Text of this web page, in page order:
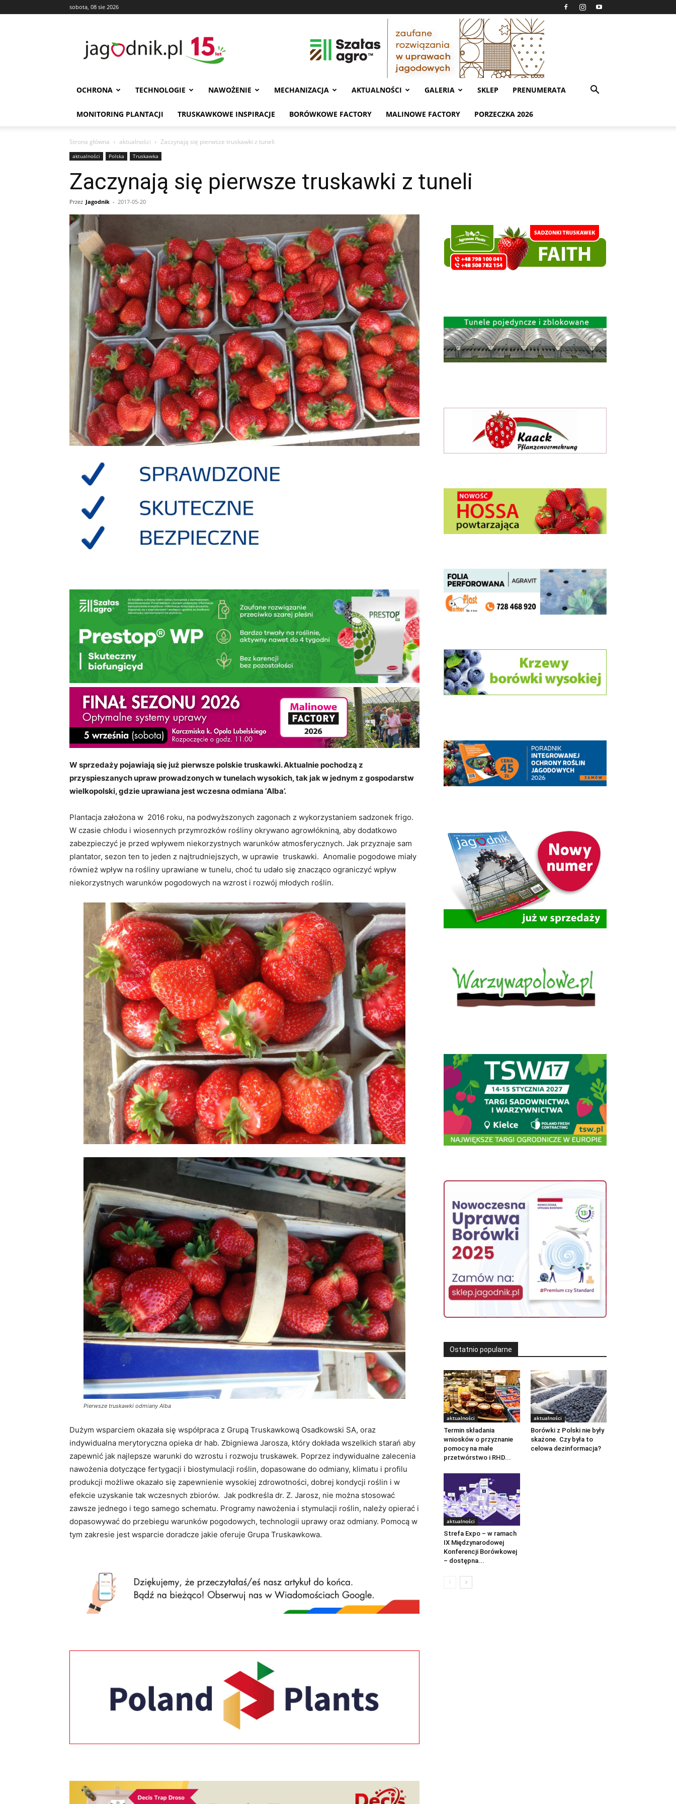
sobota, 08 sie 2026
OCHRONA TECHNOLOGIE NAWOŻENIE MECHANIZACJA AKTUALNOŚCI GALERIA SKLEP PRENUMERATA
MONITORING PLANTACJI TRUSKAWKOWE INSPIRACJE BORÓWKOWE FACTORY MALINOWE FACTORY PORZECZKA 2026
Strona główna aktualności Zaczynają się pierwsze truskawki z tuneli
aktualności Polska Truskawka
Zaczynają się pierwsze truskawki z tuneli
Przez Jagodnik - 2017-05-20
W sprzedaży pojawiają się już pierwsze polskie truskawki. Aktualnie pochodzą z
przyspieszanych upraw prowadzonych w tunelach wysokich, tak jak w jednym z gospodarstw
wielkopolski, gdzie uprawiana jest wczesna odmiana ‘Alba’.
Plantacja założona w 2016 roku, na podwyższonych zagonach z wykorzystaniem sadzonek frigo.
W czasie chłodu i wiosennych przymrozków rośliny okrywano agrowłókniną, aby dodatkowo
zabezpieczyć je przed wpływem niekorzystnych warunków atmosferycznych. Jak przyznaje sam
plantator, sezon ten to jeden z najtrudniejszych, w uprawie truskawki. Anomalie pogodowe miały
również wpływ na rośliny uprawiane w tunelu, choć tu udało się znacząco ograniczyć wpływ
niekorzystnych warunków pogodowych na wzrost i rozwój młodych roślin.
Pierwsze truskawki odmiany Alba
Dużym wsparciem okazała się współpraca z Grupą Truskawkową Osadkowski SA, oraz
indywidualna merytoryczna opieka dr hab. Zbigniewa Jarosza, który dokłada wszelkich starań aby
zapewnić jak najlepsze warunki do wzrostu i rozwoju truskawek. Poprzez indywidualne zalecenia
nawożenia dotyczące fertygacji i biostymulacji roślin, dopasowane do odmiany, klimatu i profilu
produkcji możliwe okazało się zapewnienie wysokiej zdrowotności, dobrej kondycji roślin i w
efekcie uzyskanie tak wczesnych zbiorów. Jak podkreśla dr. Z. Jarosz, nie można stosować
zawsze jednego i tego samego schematu. Programy nawożenia i stymulacji roślin, należy opierać i
dopasowywać do przebiegu warunków pogodowych, technologii uprawy oraz odmiany. Pomocą w
tym zakresie jest wsparcie doradcze jakie oferuje Grupa Truskawkowa.
Ostatnio popularne
aktualności
Termin składania
wniosków o przyznanie
pomocy na małe
przetwórstwo i RHD...
aktualności
Borówki z Polski nie były
skażone. Czy była to
celowa dezinformacja?
aktualności
Strefa Expo – w ramach
IX Międzynarodowej
Konferencji Borówkowej
– dostępna...